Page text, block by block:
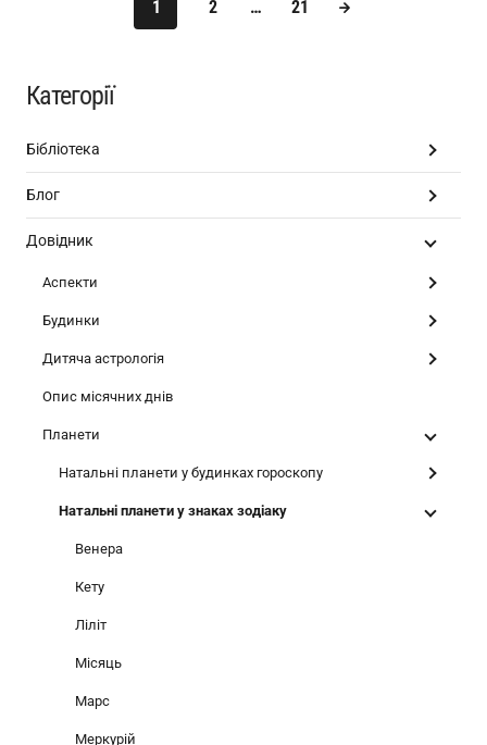
1 2 … 21
Категорії
Бібліотека
Блог
Довідник
Аспекти
Будинки
Дитяча астрологія
Опис місячних днів
Планети
Натальні планети у будинках гороскопу
Натальні планети у знаках зодіаку
Венера
Кету
Ліліт
Місяць
Марс
Меркурій